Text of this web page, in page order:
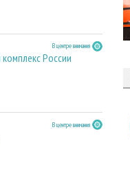
В центре внимания
России
В центре внимания